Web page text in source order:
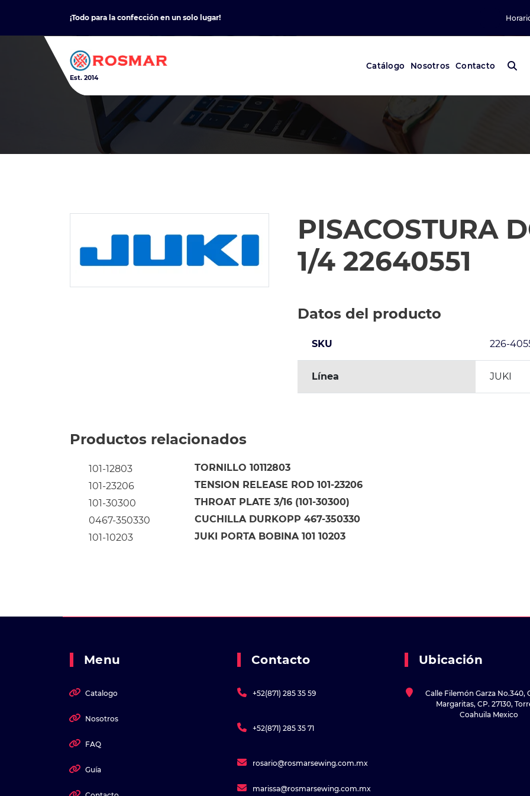
content
¡Todo para la confección en un solo lugar!
Est. 2014
Catálogo Nosotros Contacto
PISACOSTURA
1/4 22640551
Datos del producto
SKU 226-
Línea JUKI
Productos relacionados
101-12803 TORNILLO 10112803
101-23206
TENSION RELEASE ROD 101-23206
101-30300
THROAT PLATE 3/16 (101-30300)
0467-350330
CUCHILLA DURKOPP 467-350330
101-10203
JUKI PORTA BOBINA 101 10203
Menu
Catalogo
Nosotros
FAQ
Guía
Contacto
+52(871) 285 35 59
+52(871) 285 35 71
rosario@rosmarsewing.com.mx
marissa@rosmarsewing.com.mx
Ubicación
Calle Filemón Garza No.340,
Margaritas, CP. 27130,
Coahuila Mexico